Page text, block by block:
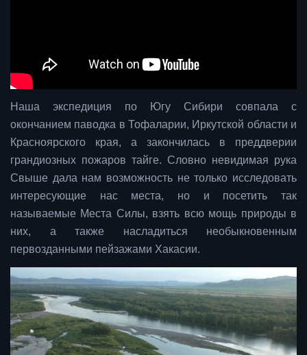
Наша экспедиция по Югу Сибири совпала с
окончанием паводка в Тофаларии, Иркутской области и
Красноярского края, а закончилась в преддверии
грандиозных пожаров тайге. Словно невидимая рука
Свыше дала нам возможность не только исследовать
интересующие нас места, но и посетить так
называемые Места Силы, взять всю мощь природы в
них, а также насладиться необыкновенным
первозданными пейзажами Хакасии.